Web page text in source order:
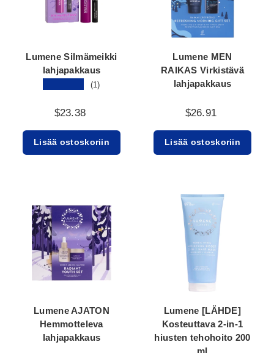
Lumene Silmämeikki
lahjapakkaus
(1)
$23.38
Lisää ostoskoriin
Lumene MEN
RAIKAS Virkistävä
lahjapakkaus
$26.91
Lisää ostoskoriin
Lumene AJATON
Hemmotteleva
lahjapakkaus
Lumene [LÄHDE]
Kosteuttava 2-in-1
hiusten tehohoito 200